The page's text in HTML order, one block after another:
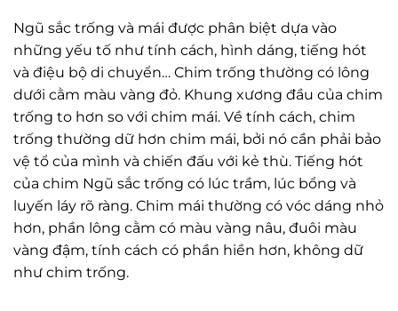
Ngũ sắc trống và mái được phân biệt dựa vào
những yếu tố như tính cách, hình dáng, tiếng hót
và điệu bộ di chuyển… Chim trống thường có lông
dưới cằm màu vàng đỏ. Khung xương đầu của chim
trống to hơn so với chim mái. Về tính cách, chim
trống thường dữ hơn chim mái, bởi nó cần phải bảo
vệ tổ của mình và chiến đấu với kẻ thù. Tiếng hót
của chim Ngũ sắc trống có lúc trầm, lúc bổng và
luyến láy rõ ràng. Chim mái thường có vóc dáng nhỏ
hơn, phần lông cằm có màu vàng nâu, đuôi màu
vàng đậm, tính cách có phần hiền hơn, không dữ
như chim trống.